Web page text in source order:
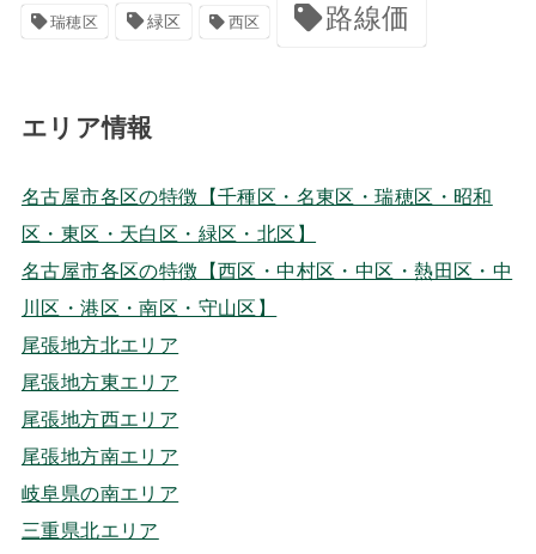
瑞穂区 緑区 西区 路線価
エリア情報
名古屋市各区の特徴【千種区・名東区・瑞穂区・昭和
区・東区・天白区・緑区・北区】
名古屋市各区の特徴【西区・中村区・中区・熱田区・中
川区・港区・南区・守山区】
尾張地方北エリア
尾張地方東エリア
尾張地方西エリア
尾張地方南エリア
岐阜県の南エリア
三重県北エリア